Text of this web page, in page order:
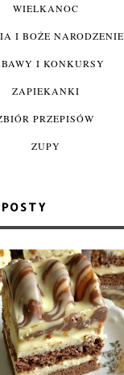
WIELKANOC
I BOŻE NARODZENIE
I KONKURSY
ZAPIEKANKI
PRZEPISÓW
ZUPY